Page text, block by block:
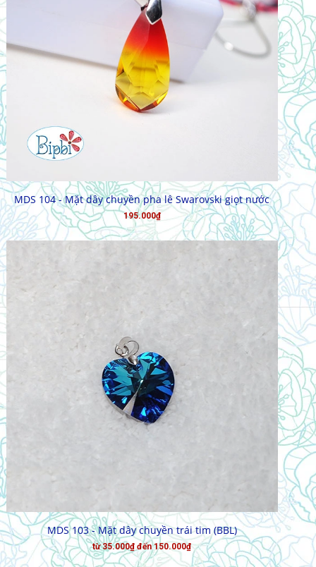
HẾT HÀNG
MDS 104 - Mặt dây chuyền pha lê Swarovski giọt nước
195.000₫
CHỌN HÀNG
MDS 103 - Mặt dây chuyền trái tim (BBL)
từ 35.000₫ đến 150.000₫